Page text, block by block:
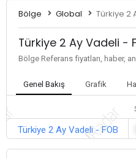
Bölge Global Türkiye 2
Türkiye 2 Ay Vadeli -
Bölge Referans fiyatları, haber,
Genel Bakış Grafik
Türkiye 2 Ay Vadeli - FOB